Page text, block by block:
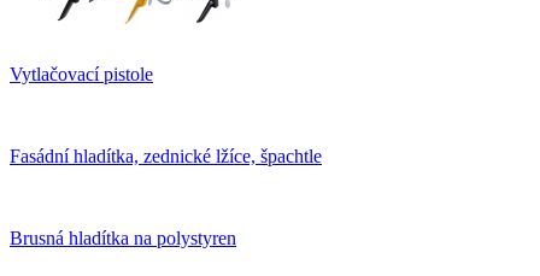
Vytlačovací pistole
Fasádní hladítka, zednické lžíce, špachtle
Brusná hladítka na polystyren